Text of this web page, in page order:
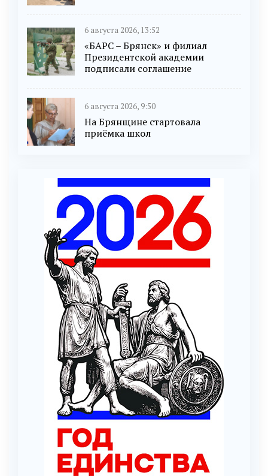
6 августа 2026, 13:52
«БАРС – Брянск» и филиал
Президентской академии
подписали соглашение
6 августа 2026, 9:50
На Брянщине стартовала
приёмка школ